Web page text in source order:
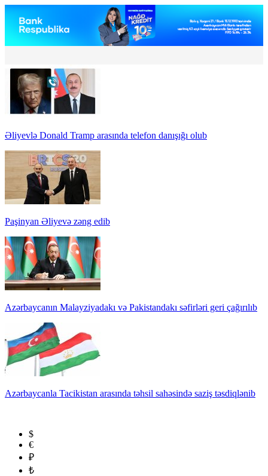
Əliyevlə Donald Tramp arasında telefon danışığı olub
Paşinyan Əliyevə zəng edib
Azərbaycanın Malayziyadakı və Pakistandakı səfirləri geri çağırılıb
Azərbaycanla Tacikistan arasında təhsil sahəsində saziş təsdiqlənib
$
€
₽
₺